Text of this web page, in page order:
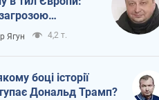
логістика
Ягун 4,2 т.
боці історії
Дональд Трамп?